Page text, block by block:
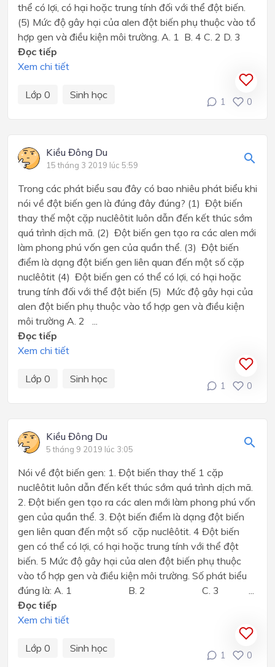
thể có lợi, có hại hoặc trung tính đối với thể đột biến.
(5) Mức độ gây hại của alen đột biến phụ thuộc vào tổ
hợp gen và điều kiện môi trường. A. 1 B. 4 C. 2 D. 3
Đọc tiếp
Xem chi tiết
Lớp 0 Sinh học
1 0
Kiều Đông Du
15 tháng 3 2019 lúc 5:59
Trong các phát biểu sau đây có bao nhiêu phát biểu khi
nói về đột biến gen là đúng đây đúng? (1) Đột biến
thay thế một cặp nuclêôtit luôn dẫn đến kết thúc sớm
quá trình dịch mã. (2) Đột biến gen tạo ra các alen mới
làm phong phú vốn gen của quần thể. (3) Đột biến
điểm là dạng đột biến gen liên quan đến một số cặp
nuclêôtit (4) Đột biến gen có thể có lợi, có hại hoặc
trung tính đối với thể đột biến (5) Mức độ gây hại của
alen đột biến phụ thuộc vào tổ hợp gen và điều kiện
môi trường A. 2 ...
Đọc tiếp
Xem chi tiết
Lớp 0 Sinh học
1 0
Kiều Đông Du
5 tháng 9 2019 lúc 3:05
Nói về đột biến gen: 1. Đột biến thay thế 1 cặp
nuclêôtit luôn dẫn đến kết thúc sớm quá trình dịch mã.
2. Đột biến gen tạo ra các alen mới làm phong phú vốn
gen của quần thể. 3. Đột biến điểm là dạng đột biến
gen liên quan đến một số cặp nuclêôtit. 4 Đột biến
gen có thể có lợi, có hại hoặc trung tính với thể đột
biến. 5 Mức độ gây hại của alen đột biến phụ thuộc
vào tổ hợp gen và điều kiện môi trường. Số phát biểu
đúng là: A. 1 B. 2 C. 3 ...
Đọc tiếp
Xem chi tiết
Lớp 0 Sinh học
1 0